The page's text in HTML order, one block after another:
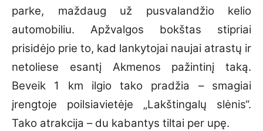
parke, maždaug už pusvalandžio kelio
automobiliu. Apžvalgos bokštas stipriai
prisidėjo prie to, kad lankytojai naujai atrastų ir
netoliese esantį Akmenos pažintinį taką.
Beveik 1 km ilgio tako pradžia – smagiai
įrengtoje poilsiavietėje „Lakštingalų slėnis“.
Tako atrakcija – du kabantys tiltai per upę.